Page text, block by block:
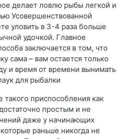
делает ловлю рыбы легкой и
Усовершенствованной
уловить в 3-4 раза больше
удочкой. Главное
заключается в том, что
сама – вам остается только
и время от времени вынимать
для рыбалки
такого приспособления как
простым и не
даже у начинающих
раньше никогда не